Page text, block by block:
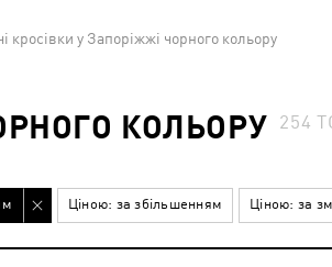
кросівки у Запоріжжі чорного кольору
КОЛЬОРУ 254
Ціною: за збільшенням Ціною: за